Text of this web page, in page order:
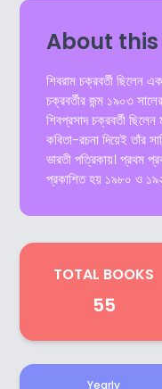
About
শিবরাম চক্রবর্তী ছিলেন
চক্রবর্তীর জন্ম ১৯০৩
শিবপ্রসাদ চক্রবর্তী ছিলেন
কবিতা-রচনা দিয়েই তাঁর
ভারতী পত্রিকায়। প্রথম
প্রকাশিত হয় ১৯৮০ ও
TOTAL BOOKS
55
Yearly